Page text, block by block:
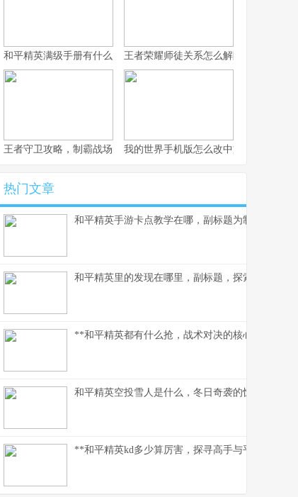
和平精英满级手册有什么用，解锁巅峰体验的多维钥匙
王者荣耀师徒关系怎么解除，游戏情谊
王者守卫攻略，制霸战场的不败法则，副标题，资深玩家的战术精
我的世界手机版怎么改中文，一份玩家
热门文章
和平精英手游卡点教学在哪，副标题为制胜关键点
和平精英里的发现在哪里，副标题，探索游戏世界
**和平精英都有什么抢，战术对决的核心武器库**
和平精英空投雪人是什么，冬日奇袭的惊喜彩蛋
**和平精英kd多少算厉害，探寻高手与平民的真实